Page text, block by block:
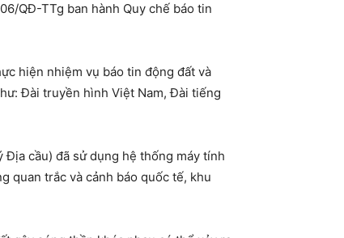
QĐ-TTg ban hành Quy chế báo tin
hiện nhiệm vụ báo tin động đất và
Đài truyền hình Việt Nam, Đài tiếng
cầu) đã sử dụng hệ thống máy tính
quan trắc và cảnh báo quốc tế, khu